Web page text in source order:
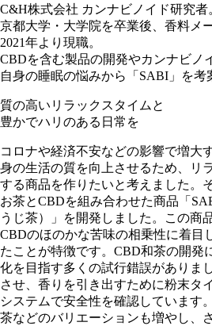
C&H株式会社 カンナビノイド研究者
京都大学・大学院を卒業後、香料メ
2021年より現職。
CBDを含む製品の開発やカンナビノ
自身の睡眠の悩みから「SABI」を考
質の高いリラックスタイムと
豊かでハリのある日常を
コロナや経済不安などの影響で増大
身の生活の質を向上させるため、リ
する商品を作りたいと考えました。
お茶とCBDを組み合わせた商品「
うじ茶）」を開発しました。この商
CBDのほのかな苦味の相乗性に着目
たことが特徴です。CBD和茶の開発
化を目指す多くの試行錯誤がありま
させ、香りを引き出すために粉末タ
システムで安全性を確認しています
茶などのバリエーションも増やし、